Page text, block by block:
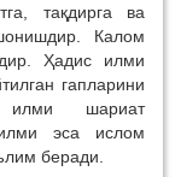
тақдирга ва
Калом
Ҳадис илми
гапларини
шариат
эса ислом
беради.